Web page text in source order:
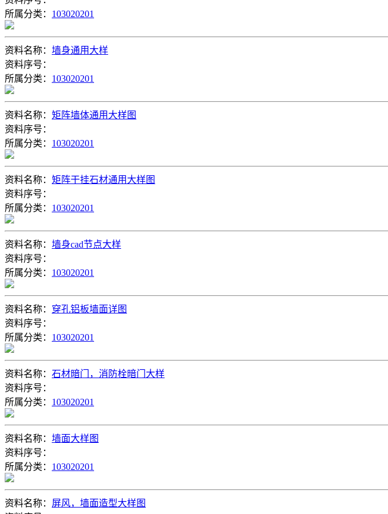
所属分类： 103020201
资料名称： 墙身通用大样
资料序号：
所属分类： 103020201
资料名称： 矩阵墙体通用大样图
资料序号：
所属分类： 103020201
资料名称： 矩阵干挂石材通用大样图
资料序号：
所属分类： 103020201
资料名称： 墙身cad节点大样
资料序号：
所属分类： 103020201
资料名称： 穿孔铝板墙面详图
资料序号：
所属分类： 103020201
资料名称： 石材暗门，消防栓暗门大样
资料序号：
所属分类： 103020201
资料名称： 墙面大样图
资料序号：
所属分类： 103020201
资料名称： 屏风，墙面造型大样图